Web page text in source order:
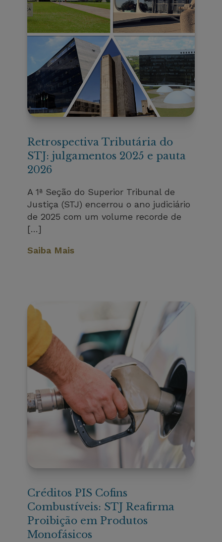
Retrospectiva Tributária do
STJ: julgamentos 2025 e pauta
2026
A 1ª Seção do Superior Tribunal de
Justiça (STJ) encerrou o ano judiciário
de 2025 com um volume recorde de
[…]
Saiba Mais
Créditos PIS Cofins
Combustíveis: STJ Reafirma
Proibição em Produtos
Monofásicos